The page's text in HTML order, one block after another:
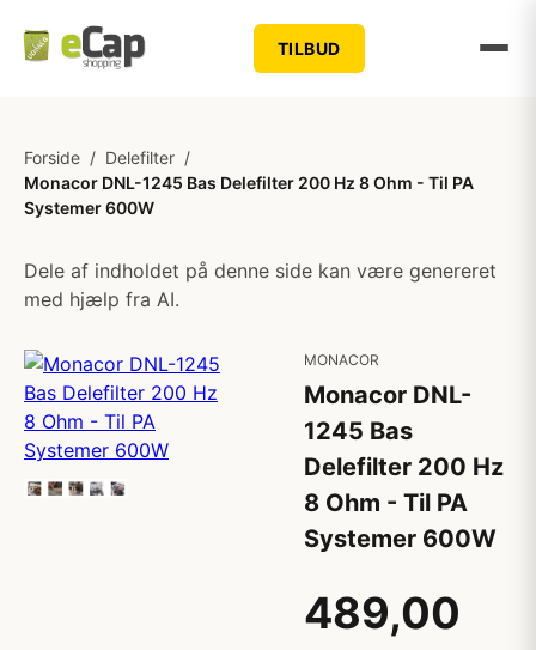
TILBUD
Forside / Delefilter /
Monacor DNL-1245 Bas Delefilter 200 Hz 8 Ohm - Til PA
Systemer 600W
Dele af indholdet på denne side kan være genereret
med hjælp fra AI.
MONACOR
Monacor DNL-
1245 Bas
Delefilter 200 Hz
8 Ohm - Til PA
Systemer 600W
489,00